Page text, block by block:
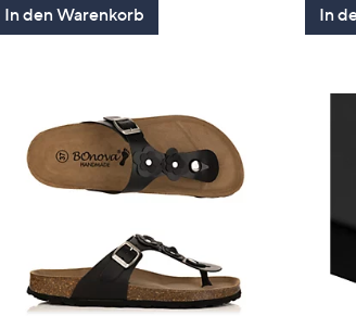
In den Warenkorb In